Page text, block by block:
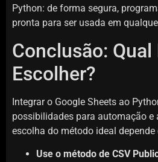
Python: de forma segura,
pronta para ser usada em
Conclusão:
Escolher?
Integrar o Google Sheets ao
possibilidades para automação e
escolha do método ideal depende
Use o método de CSV